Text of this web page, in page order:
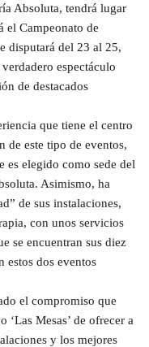
Absoluta, tendrá lugar
el Campeonato de
disputará del 23 al 25,
espectáculo
de destacados
que tiene el centro
de este tipo de eventos,
es elegido como sede del
Asimismo, ha
de sus instalaciones,
con unos servicios
se encuentran sus diez
estos dos eventos
el compromiso que
Mesas’ de ofrecer a
y los mejores